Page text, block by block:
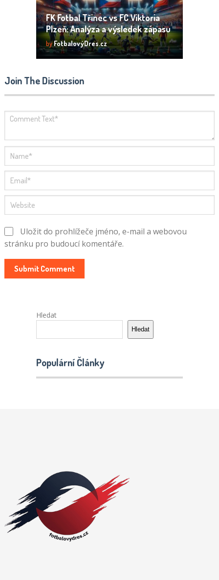
FK Fotbal Třinec vs FC Viktoria
Plzeň: Analýza a výsledek zápasu
byFotbalovýDres.cz
Join The Discussion
Uložit do prohlížeče jméno, e-mail a webovou
stránku pro budoucí komentáře.
Hledat
Hledat
Populární Články